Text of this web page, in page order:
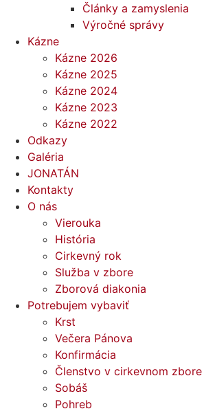
Články a zamyslenia
Výročné správy
Kázne
Kázne 2026
Kázne 2025
Kázne 2024
Kázne 2023
Kázne 2022
Odkazy
Galéria
JONATÁN
Kontakty
O nás
Vierouka
História
Cirkevný rok
Služba v zbore
Zborová diakonia
Potrebujem vybaviť
Krst
Večera Pánova
Konfirmácia
Členstvo v cirkevnom zbore
Sobáš
Pohreb